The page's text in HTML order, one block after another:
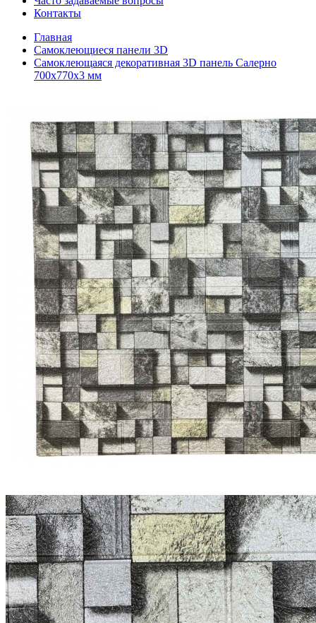
Контакты
Главная
Самоклеющиеся панели 3D
Самоклеющаяся декоративная 3D панель Салерно
700x770x3 мм